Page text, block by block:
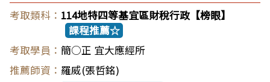
114地特四等基宜區財稅行政【榜眼】
課程推薦☆
簡○正 宜大應經所
羅威(張哲銘)